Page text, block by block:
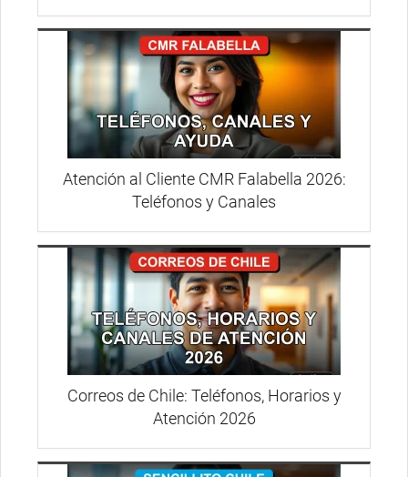
Atención al Cliente CMR Falabella 2026:
Teléfonos y Canales
Correos de Chile: Teléfonos, Horarios y
Atención 2026